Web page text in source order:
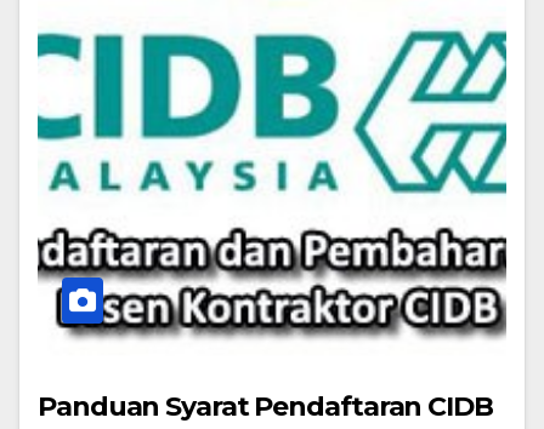
Panduan Syarat Pendaftaran CIDB